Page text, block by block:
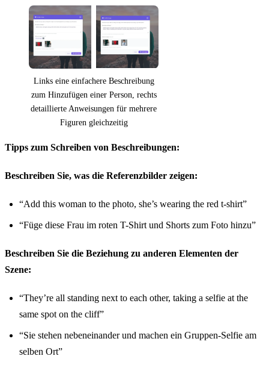
Links eine einfachere Beschreibung
zum Hinzufügen einer Person, rechts
detaillierte Anweisungen für mehrere
Figuren gleichzeitig
Tipps zum Schreiben von Beschreibungen:
Beschreiben Sie, was die Referenzbilder zeigen:
“Add this woman to the photo, she’s wearing the red t-shirt”
“Füge diese Frau im roten T-Shirt und Shorts zum Foto hinzu”
Beschreiben Sie die Beziehung zu anderen Elementen der
Szene:
“They’re all standing next to each other, taking a selfie at the
same spot on the cliff”
“Sie stehen nebeneinander und machen ein Gruppen-Selfie am
selben Ort”